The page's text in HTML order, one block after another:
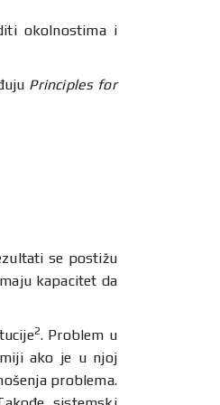
okolnostima i
Principles for
se postižu
kapacitet da
2. Problem u
ako je u njoj
problema.